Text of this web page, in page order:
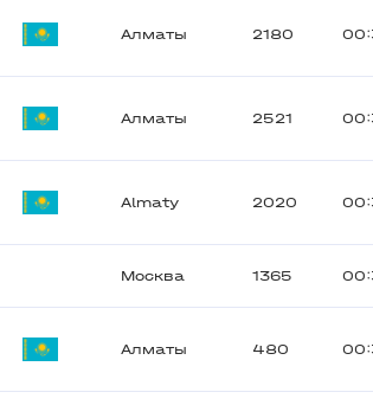
Алматы 2180
Алматы 2521
Almaty 2020
Москва 1365
Алматы 480